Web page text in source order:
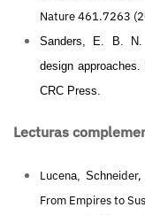
Nature 461.7263
Sanders, E. B. N.
design
CRC Press.
Lecturas
Lucena, Schneider,
From Empires to